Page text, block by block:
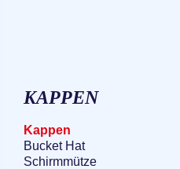
KAPPEN
Kappen
Bucket Hat
Schirmmütze